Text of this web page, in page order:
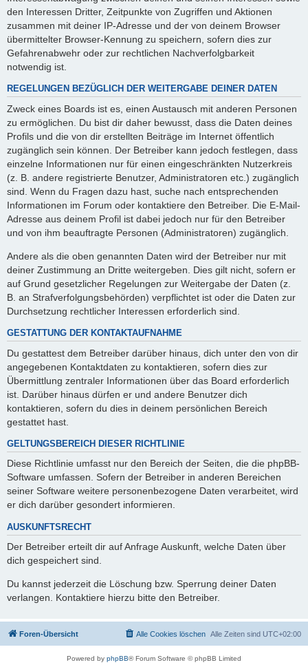
den Interessen Dritter, Zeitpunkte von Zugriffen und Aktionen
zusammen mit deiner IP-Adresse und der von deinem Browser
übermittelter Browser-Kennung zu speichern, sofern dies zur
Gefahrenabwehr oder zur rechtlichen Nachverfolgbarkeit
notwendig ist.
REGELUNGEN BEZÜGLICH DER WEITERGABE DEINER DATEN
Zweck eines Boards ist es, einen Austausch mit anderen Personen
zu ermöglichen. Du bist dir daher bewusst, dass die Daten deines
Profils und die von dir erstellten Beiträge im Internet öffentlich
zugänglich sein können. Der Betreiber kann jedoch festlegen, dass
einzelne Informationen nur für einen eingeschränkten Nutzerkreis
(z. B. andere registrierte Benutzer, Administratoren etc.) zugänglich
sind. Wenn du Fragen dazu hast, suche nach entsprechenden
Informationen im Forum oder kontaktiere den Betreiber. Die E-Mail-
Adresse aus deinem Profil ist dabei jedoch nur für den Betreiber
und von ihm beauftragte Personen (Administratoren) zugänglich.
Andere als die oben genannten Daten wird der Betreiber nur mit
deiner Zustimmung an Dritte weitergeben. Dies gilt nicht, sofern er
auf Grund gesetzlicher Regelungen zur Weitergabe der Daten (z.
B. an Strafverfolgungsbehörden) verpflichtet ist oder die Daten zur
Durchsetzung rechtlicher Interessen erforderlich sind.
GESTATTUNG DER KONTAKTAUFNAHME
Du gestattest dem Betreiber darüber hinaus, dich unter den von dir
angegebenen Kontaktdaten zu kontaktieren, sofern dies zur
Übermittlung zentraler Informationen über das Board erforderlich
ist. Darüber hinaus dürfen er und andere Benutzer dich
kontaktieren, sofern du dies in deinem persönlichen Bereich
gestattet hast.
GELTUNGSBEREICH DIESER RICHTLINIE
Diese Richtlinie umfasst nur den Bereich der Seiten, die die phpBB-
Software umfassen. Sofern der Betreiber in anderen Bereichen
seiner Software weitere personenbezogene Daten verarbeitet, wird
er dich darüber gesondert informieren.
AUSKUNFTSRECHT
Der Betreiber erteilt dir auf Anfrage Auskunft, welche Daten über
dich gespeichert sind.
Du kannst jederzeit die Löschung bzw. Sperrung deiner Daten
verlangen. Kontaktiere hierzu bitte den Betreiber.
Foren-Übersicht Alle Zeiten sind UTC+02:00
Alle Cookies löschen
Powered by phpBB® Forum Software © phpBB Limited